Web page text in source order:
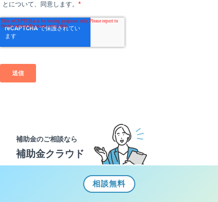
補助金のご相談なら
補助金クラウド
相談無料